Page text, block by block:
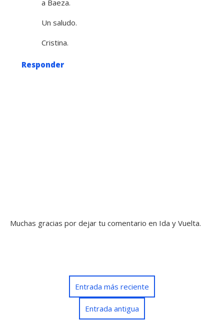
a Baeza.
Un saludo.
Cristina.
Responder
Muchas gracias por dejar tu comentario en Ida y Vuelta.
Entrada más reciente
Entrada antigua